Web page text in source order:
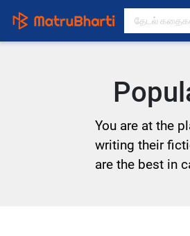
You are at the
writing their
are the best in